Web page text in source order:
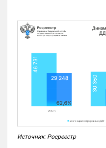
Источник: Росреестр